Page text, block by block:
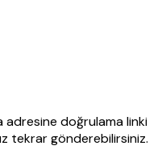
adresine doğrulama linki
tekrar gönderebilirsiniz.